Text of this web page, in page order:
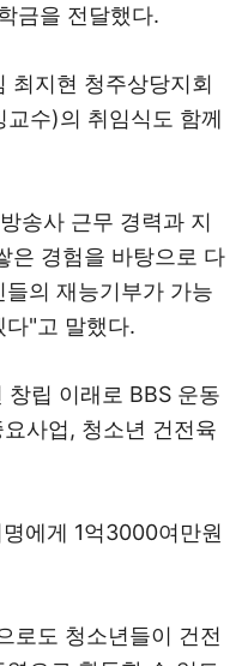
금을 전달했다.
최지현 청주상당지회
교수)의 취임식도 함께
송사 근무 경력과 지
은 경험을 바탕으로 다
의 재능기부가 가능
다"고 말했다.
창립 이래로 BBS 운동
사업, 청소년 건전육
에게 1억3000여만원
로도 청소년들이 건전